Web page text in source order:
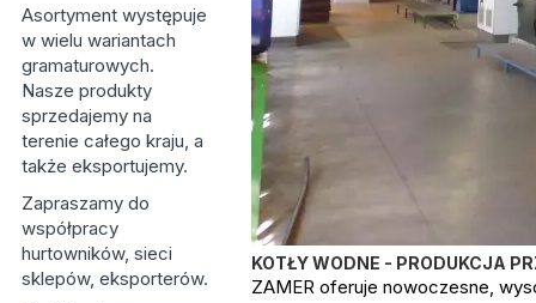
Asortyment występuje
w wielu wariantach
gramaturowych.
Nasze produkty
sprzedajemy na
terenie całego kraju, a
także eksportujemy.
Zapraszamy do
współpracy
hurtowników, sieci
sklepów, eksporterów.
KOTŁY WODNE - PRODUKCJA
ZAMER oferuje nowoczesne,